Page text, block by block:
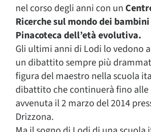
nel corso degli anni con un
Ricerche sul mondo dei bambini
Pinacoteca dell’età evolutiva.
Gli ultimi anni di Lodi lo vedono
un dibattito sempre più
figura del maestro nella scuola
dibattito che continuerà fino
avvenuta il 2 marzo del 2014
Drizzona.